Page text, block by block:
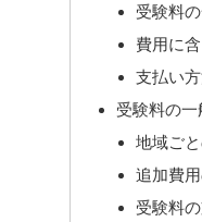
受験料
費用に
支払い
受験料の
地域ご
追加費
受験料